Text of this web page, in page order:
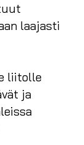
laajasti
liitolle
ja